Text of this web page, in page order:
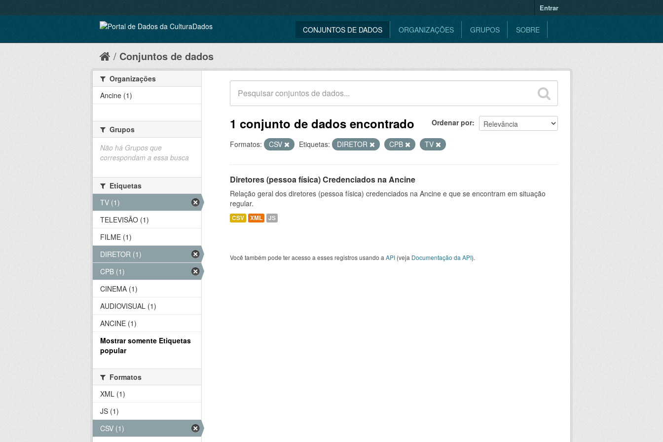
Entrar
CONJUNTOS DE DADOS ORGANIZAÇÕES GRUPOS SOBRE
Conjuntos de dados
Ordenar por
1 conjunto de dados encontrado
Formatos: CSV Etiquetas: DIRETOR CPB TV
Diretores (pessoa física) Credenciados na Ancine
Relação geral dos diretores (pessoa física) credenciados na Ancine e que se encontram em situação
regular.
CSV XML JS
Você também pode ter acesso a esses registros usando a API (veja Documentação da API).
Organizações
Ancine (1)
Grupos
Não há Grupos que
correspondam a essa busca
Etiquetas
TV (1)
TELEVISÃO (1)
FILME (1)
DIRETOR (1)
CPB (1)
CINEMA (1)
AUDIOVISUAL (1)
ANCINE (1)
Mostrar somente Etiquetas
popular
Formatos
XML (1)
JS (1)
CSV (1)